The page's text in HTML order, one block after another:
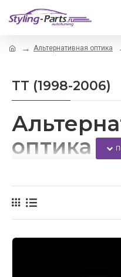
Альтернативная оптика
TT (1998-2006)
оптика
сделают тюнинг
заказать любой товар